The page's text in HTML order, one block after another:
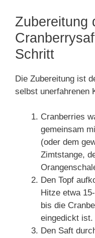
Zubereitung
Schritt
Die Zubereitung ist
selbst unerfahrenen
Cranberries
gemeinsam
(oder dem
Zimtstange,
Den Topf
Hitze etwa
bis die
eingedickt ist.
Den Saft